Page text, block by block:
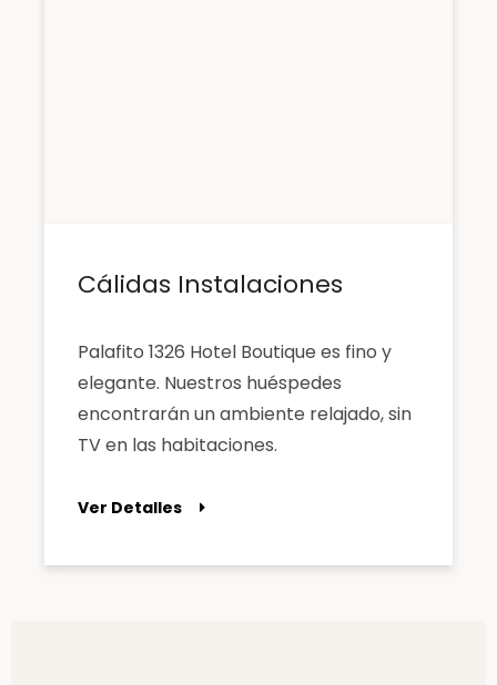
Cálidas Instalaciones
Palafito 1326 Hotel Boutique es fino y
elegante. Nuestros huéspedes
encontrarán un ambiente relajado, sin
TV en las habitaciones.
Ver Detalles